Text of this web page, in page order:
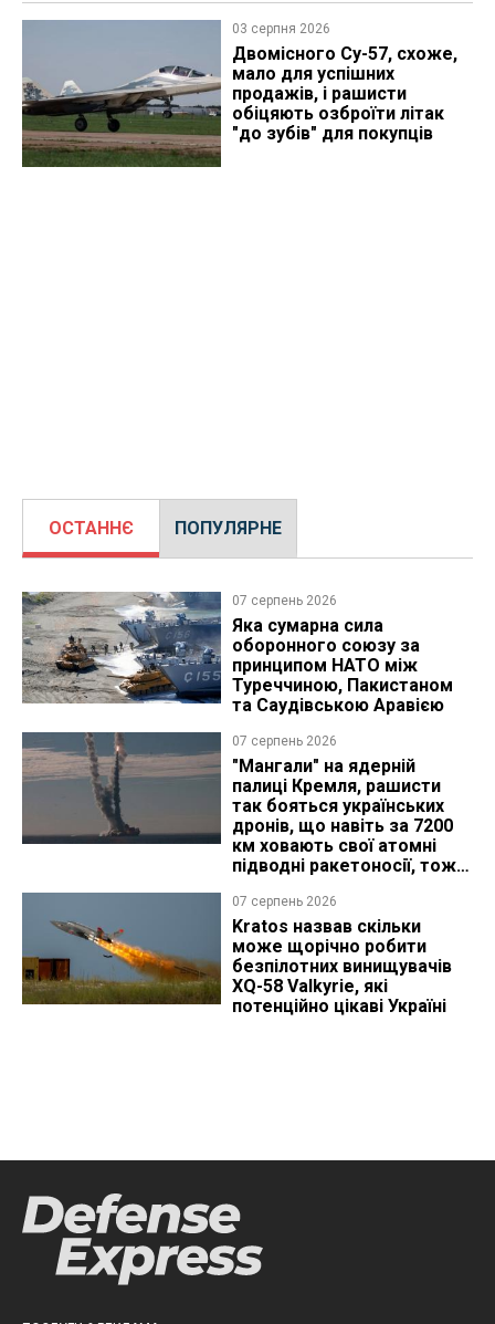
03 серпня 2026
Двомісного Су-57, схоже,
мало для успішних
продажів, і рашисти
обіцяють озброїти літак
"до зубів" для покупців
ОСТАННЄ ПОПУЛЯРНЕ
07 серпень 2026
Яка сумарна сила
оборонного союзу за
принципом НАТО між
Туреччиною, Пакистаном
та Саудівською Аравією
07 серпень 2026
"Мангали" на ядерній
палиці Кремля, рашисти
так бояться українських
дронів, що навіть за 7200
км ховають свої атомні
підводні ракетоносії, тож
07 серпень 2026
Kratos назвав скільки
може щорічно робити
безпілотних винищувачів
XQ-58 Valkyrie, які
потенційно цікаві Україні